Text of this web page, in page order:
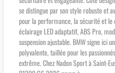
se distingue par son style robuste et
pour la performance, la sécurité et le
éclairage LED adaptatif, ABS Pro,
suspension ajustable. BMW signe ici
polyvalente, taillée pour les
extrême. Chez Nadon Sport à Saint-